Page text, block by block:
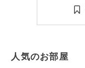
人気のお部屋